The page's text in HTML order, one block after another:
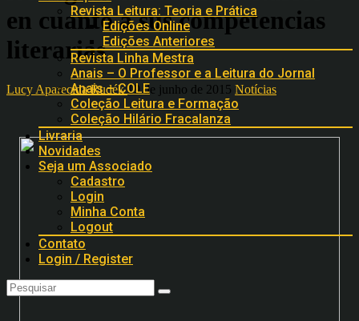
Revista Leitura: Teoria e Prática
Edições Online
Edições Anteriores
Revista Linha Mestra
Anais – O Professor e a Leitura do Jornal
Anais – COLE
Coleção Leitura e Formação
Coleção Hilário Fracalanza
Livraria
Novidades
Seja um Associado
Cadastro
Login
Minha Conta
Logout
Contato
Login / Register
en cuanto a sus competencias
literarias
Lucy Aparecida Rudék19 de junho de 2015 Notícias